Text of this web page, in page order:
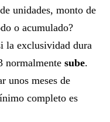
unidades, monto de
o acumulado?
la exclusividad dura
normalmente sube.
unos meses de
completo es